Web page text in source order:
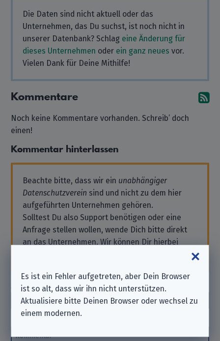
Die Daten sind nicht aktuell oder das
Unternehmen, das Du suchst, ist noch nicht in
unserer Datenbank? Schlag eine Änderung für
dieses Unternehmen oder ein ganz neues vor.
Vielen Dank für Deine Mithilfe!
Kommentare
Noch keine Kommentare vorhanden. Schreib’ doch
einen!
Kommentar hinterlassen
Beachte bitte, dass wir ein unabhängiger
Datenschutzverein sind und nicht zu dem hier
aufgeführten Unternehmen gehören.
Solltest Du also Support benötigen oder eine
Anfrage stellen wollen, wende Dich bitte direkt
an das Unternehmen. Wir können Dir hierbei
Autor_in (optional)
Autor_in
Es ist ein Fehler aufgetreten, aber Dein Browser
ist so alt, dass wir ihn nicht unterstützen.
Aktualisiere bitte Deinen Browser oder wechsel zu
einem modernen.